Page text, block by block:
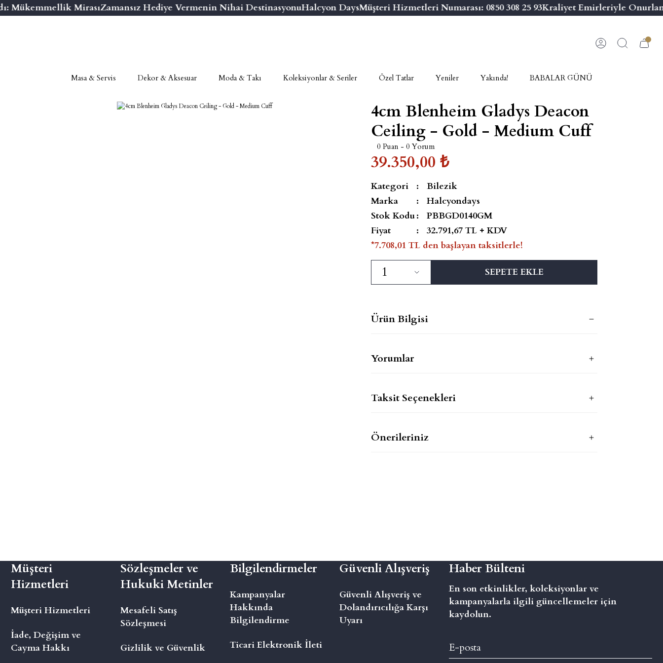
MirasıZamansız Hediye Vermenin Nihai DestinasyonuHalcyon DaysMüşteri Hizmetleri Numarası: 0850 308 25 93 Kraliyet Emirleriyle
Masa & Servis Dekor & Aksesuar Moda & Takı Koleksiyonlar & Seriler Özel Tatlar Yeniler Yakında! BABALAR GÜNÜ
4cm Blenheim Gladys Deacon
Ceiling - Gold - Medium Cuff
0 Puan - 0 Yorum
39.350,00 ₺
Kategori
Bilezik
Marka
Halcyondays
Stok Kodu
PBBGD0140GM
Fiyat
32.791,67 TL + KDV
*7.708,01 TL den başlayan taksitlerle!
SEPETE EKLE
Ürün Bilgisi
Yorumlar
Taksit Seçenekleri
Önerileriniz
Müşteri
Hizmetleri
Müşteri Hizmetleri
İade, Değişim ve
Cayma Hakkı
Sözleşmeler ve
Hukuki Metinler
Mesafeli Satış
Sözleşmesi
Gizlilik ve Güvenlik
Bilgilendirmeler
Kampanyalar
Hakkında
Bilgilendirme
Ticari Elektronik İleti
Güvenli Alışveriş
Güvenli Alışveriş ve
Dolandırıcılığa Karşı
Uyarı
Haber Bülteni
En son etkinlikler, koleksiyonlar ve
kampanyalarla ilgili güncellemeler için
kaydolun.